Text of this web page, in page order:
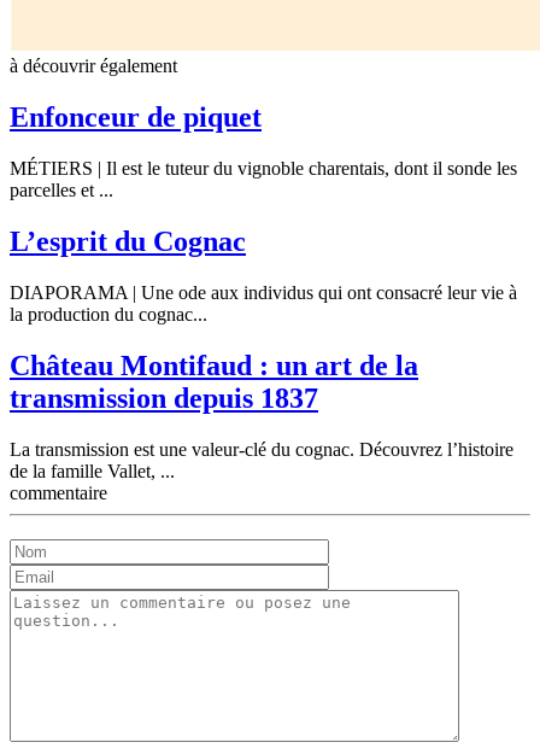
à découvrir également
Enfonceur de piquet
MÉTIERS | Il est le tuteur du vignoble charentais, dont il sonde les
parcelles et ...
L’esprit du Cognac
DIAPORAMA | Une ode aux individus qui ont consacré leur vie à
la production du cognac...
Château Montifaud : un art de la
transmission depuis 1837
La transmission est une valeur-clé du cognac. Découvrez l’histoire
de la famille Vallet, ...
commentaire